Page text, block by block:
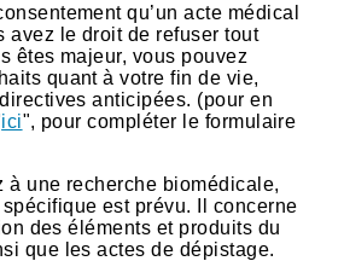
qu’un acte médical
avez le droit de refuser tout
êtes majeur, vous pouvez
quant à votre fin de vie,
anticipées. (pour en
ici", pour compléter le formulaire
à une recherche biomédicale,
est prévu. Il concerne
des éléments et produits du
que les actes de dépistage.